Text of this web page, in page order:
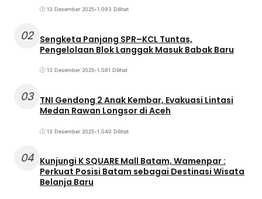
13 Desember 2025•1.093 Dilihat
02 Sengketa Panjang SPR–KCL Tuntas,
Pengelolaan Blok Langgak Masuk Babak Baru
13 Desember 2025•1.081 Dilihat
03 TNI Gendong 2 Anak Kembar, Evakuasi Lintasi
Medan Rawan Longsor di Aceh
13 Desember 2025•1.040 Dilihat
04 Kunjungi K SQUARE Mall Batam, Wamenpar :
Perkuat Posisi Batam sebagai Destinasi Wisata
Belanja Baru